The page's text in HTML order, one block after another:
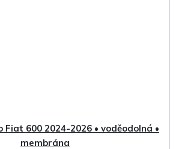
600 2024-2026 • voděodolná •
membrána